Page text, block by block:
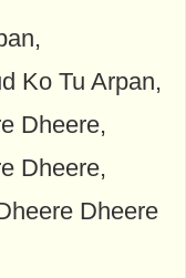
Ko Tu Arpan,
Dheere,
Dheere,
Dheere